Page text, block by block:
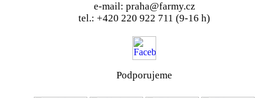
e-mail: praha@farmy.cz
tel.: +420 220 922 711 (9-16 h)
Podporujeme